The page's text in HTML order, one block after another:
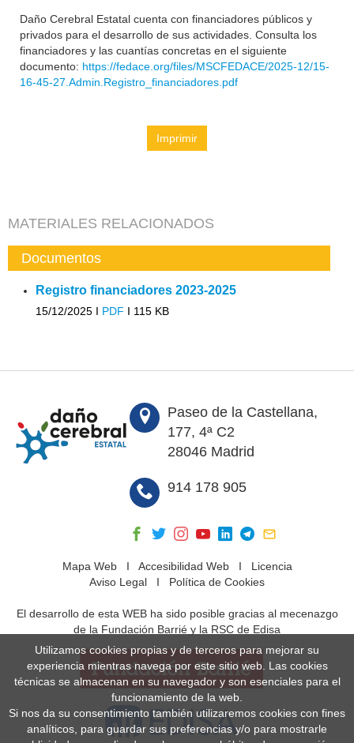
Daño Cerebral Estatal cuenta con financiadores públicos y
privados para el desarrollo de sus actividades. Consulta los
financiadores y las cuantías concretas en el siguiente
documento: https://fedace.org/files/MSCFEDACE/2025-12/15-
16-45-27.Admin.Registro_financiadores.pdf
Imprimir
MATERIALES RELACIONADOS
Documentos
Registro financiadores 2023-2025
15/12/2025 I PDF I 115 KB
Paseo de la Castellana,
177, 4ª C2
28046 Madrid
914 178 905
Mapa WebI Accesibilidad WebI Licencia
Aviso Legal I Política de Cookies
El desarrollo de esta WEB ha sido posible gracias al mecenazgo
de la Fundación Barrié y la RSC de Edisa
Utilizamos cookies propias y de terceros para mejorar su
experiencia mientras navega por este sitio web. Las cookies
técnicas se almacenan en su navegador y son esenciales para el
funcionamiento de la web.
Si nos da su consentimiento también utilizaremos cookies con fines
analíticos, para guardar sus preferencias y/o para mostrarle